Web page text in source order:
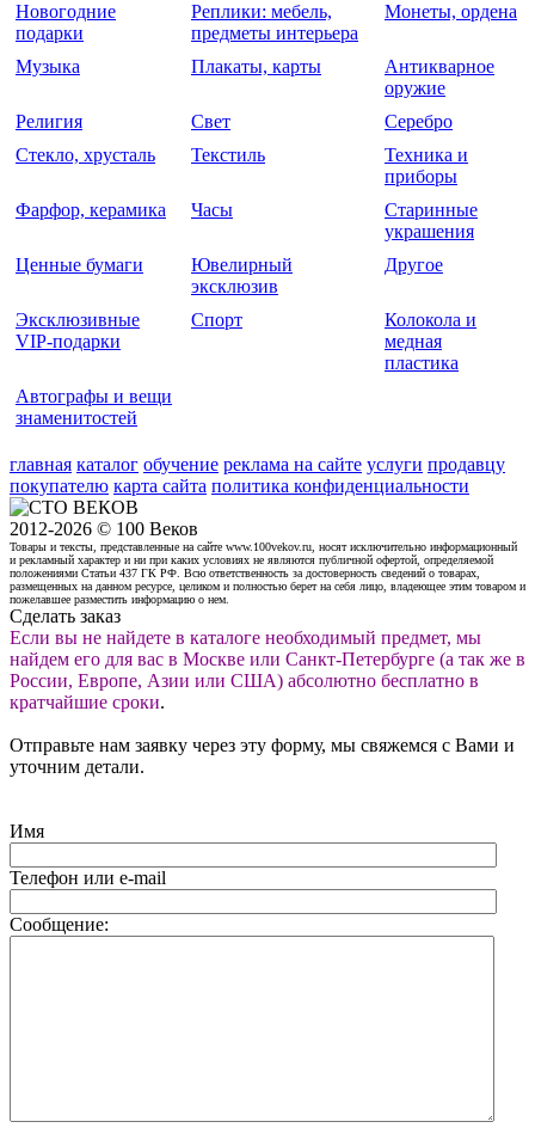
Новогодние
подарки
Реплики: мебель,
предметы интерьера
Монеты, ордена
Музыка Плакаты, карты
Антикварное
оружие
Религия
Свет
Серебро
Стекло, хрусталь
Текстиль
Техника и
приборы
Фарфор, керамика
Часы
Старинные
украшения
Ценные бумаги
Ювелирный
эксклюзив
Другое
Эксклюзивные
VIP-подарки
Спорт
Колокола и
медная
пластика
Автографы и вещи
знаменитостей
главная каталог обучение реклама на сайте услуги продавцу
покупателю карта сайта политика конфиденциальности
2012-2026 © 100 Веков
Товары и тексты, представленные на сайте www.100vekov.ru, носят исключительно информационный
и рекламный характер и ни при каких условиях не являются публичной офертой, определяемой
положениями Статьи 437 ГК РФ. Всю ответственность за достоверность сведений о товарах,
размещенных на данном ресурсе, целиком и полностью берет на себя лицо, владеющее этим товаром и
пожелавшее разместить информацию о нем.
Сделать заказ
Если вы не найдете в каталоге необходимый предмет, мы
найдем его для вас в Москве или Санкт-Петербурге (а так же в
России, Европе, Азии или США) абсолютно бесплатно в
кратчайшие сроки.
Отправьте нам заявку через эту форму, мы свяжемся с Вами и
уточним детали.
Имя
Телефон или e-mail
Сообщение: